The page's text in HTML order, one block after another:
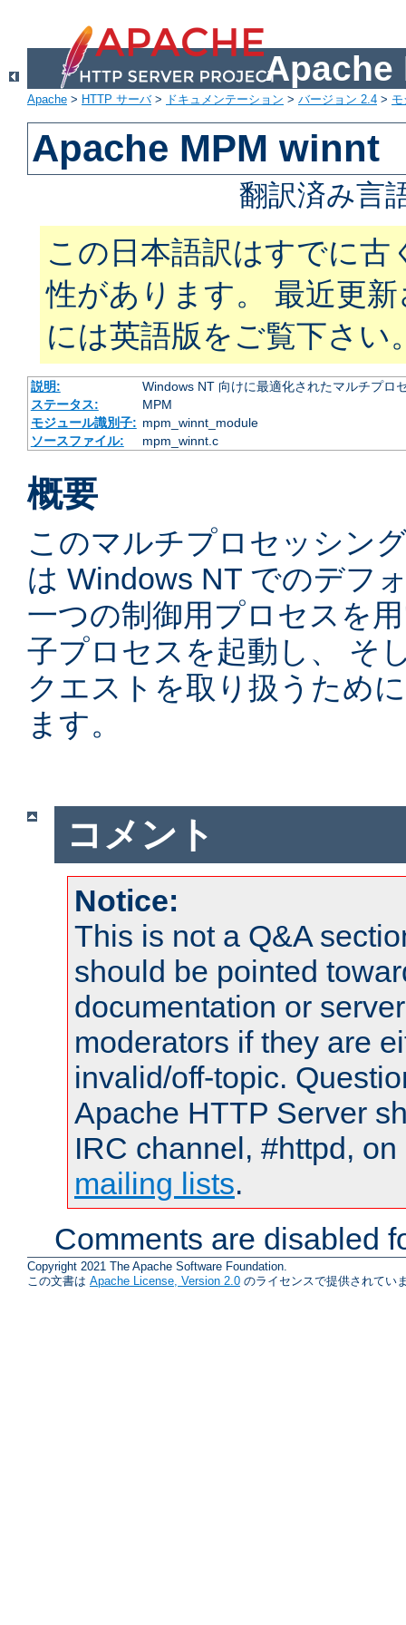
Apache
Apache > HTTP サーバ> ドキュメンテーション > バージョン 2.4 >
Apache MPM winnt
翻訳済み言
この日本語訳はすでに古
性があります。 最近更
には英語版をご覧下さい
説明:
Windows NT 向けに最適化されたマルチプロ
ステータス:
MPM
モジュール識別子: mpm_winnt_module
ソースファイル:
mpm_winnt.c
概要
このマルチプロセッシン
は Windows NT でのデフ
一つの制御用プロセスを
子プロセスを起動し、 そ
クエストを取り扱うため
ます。
コメント
Notice:
This is not a Q&A
should be pointed
documentation or
moderators if they are
invalid/off-topic.
Apache HTTP Server
IRC channel, #httpd,
mailing lists.
Comments are disabled
Copyright 2021 The Apache Software Foundation.
この文書は Apache License, Version 2.0 のライセンスで提供されてい